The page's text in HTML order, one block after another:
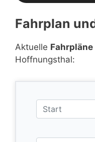
Fahrplan
Aktuelle
Hoffnungsthal: